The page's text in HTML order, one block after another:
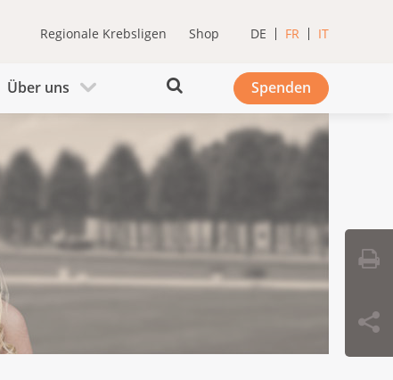
Regionale Krebsligen Shop DE FR IT
Über uns Spenden